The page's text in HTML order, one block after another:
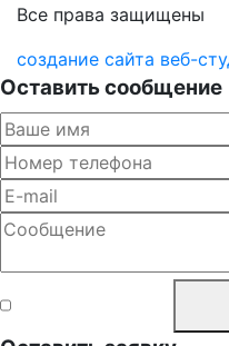
Все права защищены
создание сайта веб-
Оставить сообщение